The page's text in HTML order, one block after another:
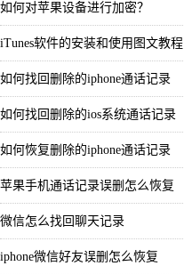
如何对苹果设备进行加密？
iTunes软件的安装和使用图文教程
如何找回删除的iphone通话记录
如何找回删除的ios系统通话记录
如何恢复删除的iphone通话记录
苹果手机通话记录误删怎么恢复
微信怎么找回聊天记录
iphone微信好友误删怎么恢复